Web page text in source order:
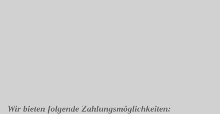
Wir bieten folgende Zahlungsmöglichkeiten: